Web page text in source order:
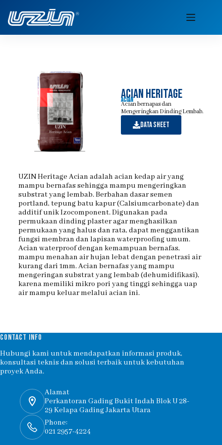
Acian heritage
Acian
Acian bernapas dan
Mengeringkan Dinding Lembab.
Data sheet
UZIN Heritage Acian adalah acian kedap air yang
mampu bernafas sehingga mampu mengeringkan
substrat yang lembab. Berbahan dasar semen
portland, tepung batu kapur (Calsiumcarbonate) dan
additif unik Izocomponent. Digunakan pada
permukaan dinding plaster agar menghasilkan
permukaan yang halus dan rata, dapat menggantikan
fungsi membran dan lapisan waterproofing umum.
Acian waterproof dengan kemampuan bernafas,
mampu menahan air hujan lebat dengan penetrasi air
kurang dari 1mm. Acian bernafas yang mampu
mengeringan substrat yang lembab (dehumidifikasi),
karena memiliki mikro pori yang tinggi sehingga uap
air mampu keluar melalui acian ini.
CONTACT INFO
Hubungi kami untuk mendapatkan informasi produk,
konsultasi teknis dan solusi terbaik untuk kebutuhan
proyek Anda.
Alamat
Perkantoran Gading Bukit Indah Blok U 28-
29 Kelapa Gading Jakarta Utara
Phone:
021 2957-4224